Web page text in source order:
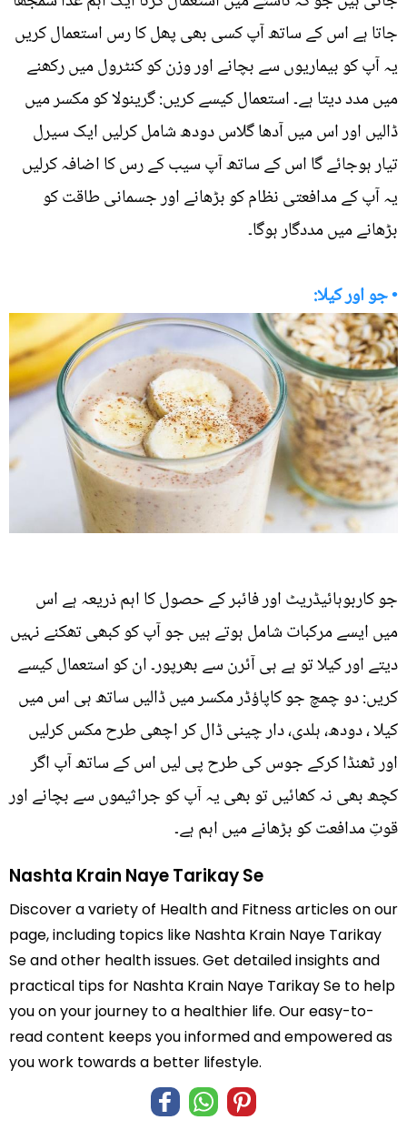
جاتا ہے اس کے ساتھ آپ کسی بھی پھل کا رس استعمال کریں
یہ آپ کو بیماریوں سے بچانے اور وزن کو کنٹرول میں رکھنے
میں مدد دیتا ہے۔ استعمال کیسے کریں: گرینولا کو مکسر میں
ڈالیں اور اس میں آدھا گلاس دودھ شامل کرلیں ایک سیرل
تیار ہوجائے گا اس کے ساتھ آپ سیب کے رس کا اضافہ کرلیں
یہ آپ کے مدافعتی نظام کو بڑھانے اور جسمانی طاقت کو
بڑھانے میں مددگار ہوگا۔
• جو اور کیلا:
جو کاربوہائیڈریٹ اور فائبر کے حصول کا اہم ذریعہ ہے اس
میں ایسے مرکبات شامل ہوتے ہیں جو آپ کو کبھی تھکنے نہیں
دیتے اور کیلا تو ہے ہی آئرن سے بھرپور۔ ان کو استعمال کیسے
کریں: دو چمچ جو کاپاؤڈر مکسر میں ڈالیں ساتھ ہی اس میں
کیلا ، دودھ، ہلدی، دار چینی ڈال کر اچھی طرح مکس کرلیں
اور ٹھنڈا کرکے جوس کی طرح پی لیں اس کے ساتھ آپ اگر
کچھ بھی نہ کھائیں تو بھی یہ آپ کو جراثیموں سے بچانے اور
قوتِ مدافعت کو بڑھانے میں اہم ہے۔
Nashta Krain Naye Tarikay Se
Discover a variety of Health and Fitness articles on our
page, including topics like Nashta Krain Naye Tarikay
Se and other health issues. Get detailed insights and
practical tips for Nashta Krain Naye Tarikay Se to help
you on your journey to a healthier life. Our easy-to-
read content keeps you informed and empowered as
you work towards a better lifestyle.